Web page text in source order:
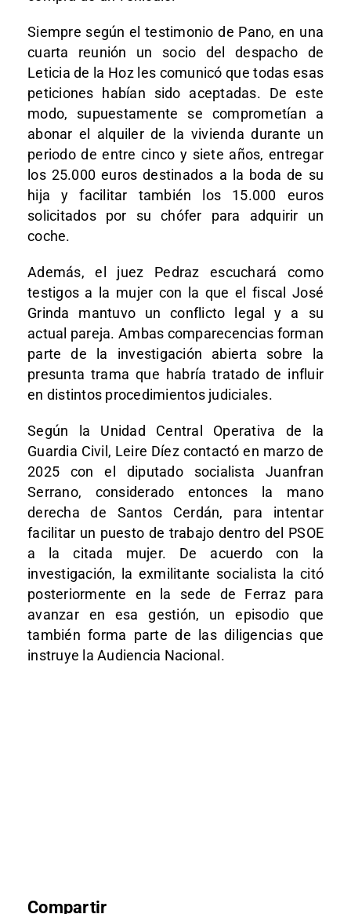
Siempre según el testimonio de Pano, en una
cuarta reunión un socio del despacho de
Leticia de la Hoz les comunicó que todas esas
peticiones habían sido aceptadas. De este
modo, supuestamente se comprometían a
abonar el alquiler de la vivienda durante un
periodo de entre cinco y siete años, entregar
los 25.000 euros destinados a la boda de su
hija y facilitar también los 15.000 euros
solicitados por su chófer para adquirir un
coche.
Además, el juez Pedraz escuchará como
testigos a la mujer con la que el fiscal José
Grinda mantuvo un conflicto legal y a su
actual pareja. Ambas comparecencias forman
parte de la investigación abierta sobre la
presunta trama que habría tratado de influir
en distintos procedimientos judiciales.
Según la Unidad Central Operativa de la
Guardia Civil, Leire Díez contactó en marzo de
2025 con el diputado socialista Juanfran
Serrano, considerado entonces la mano
derecha de Santos Cerdán, para intentar
facilitar un puesto de trabajo dentro del PSOE
a la citada mujer. De acuerdo con la
investigación, la exmilitante socialista la citó
posteriormente en la sede de Ferraz para
avanzar en esa gestión, un episodio que
también forma parte de las diligencias que
instruye la Audiencia Nacional.
Compartir